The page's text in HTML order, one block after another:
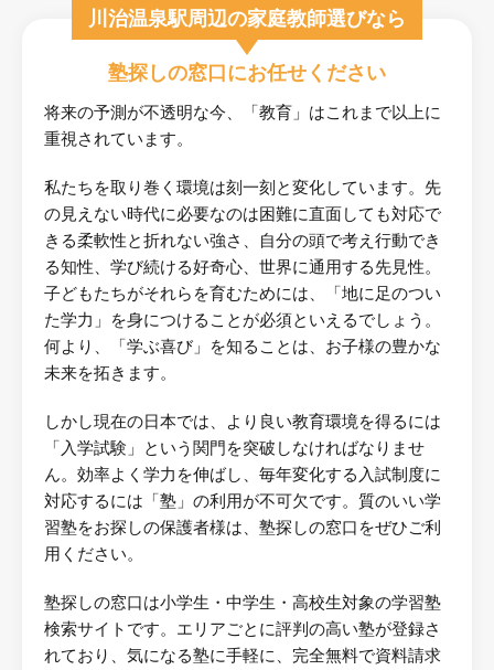
川治温泉駅周辺の家庭教師選びなら
塾探しの窓口にお任せください
将来の予測が不透明な今、「教育」はこれまで以上に
重視されています。
私たちを取り巻く環境は刻一刻と変化しています。先
の見えない時代に必要なのは困難に直面しても対応で
きる柔軟性と折れない強さ、自分の頭で考え行動でき
る知性、学び続ける好奇心、世界に通用する先見性。
子どもたちがそれらを育むためには、「地に足のつい
た学力」を身につけることが必須といえるでしょう。
何より、「学ぶ喜び」を知ることは、お子様の豊かな
未来を拓きます。
しかし現在の日本では、より良い教育環境を得るには
「入学試験」という関門を突破しなければなりませ
ん。効率よく学力を伸ばし、毎年変化する入試制度に
対応するには「塾」の利用が不可欠です。質のいい学
習塾をお探しの保護者様は、塾探しの窓口をぜひご利
用ください。
塾探しの窓口は小学生・中学生・高校生対象の学習塾
検索サイトです。エリアごとに評判の高い塾が登録さ
れており、気になる塾に手軽に、完全無料で資料請求